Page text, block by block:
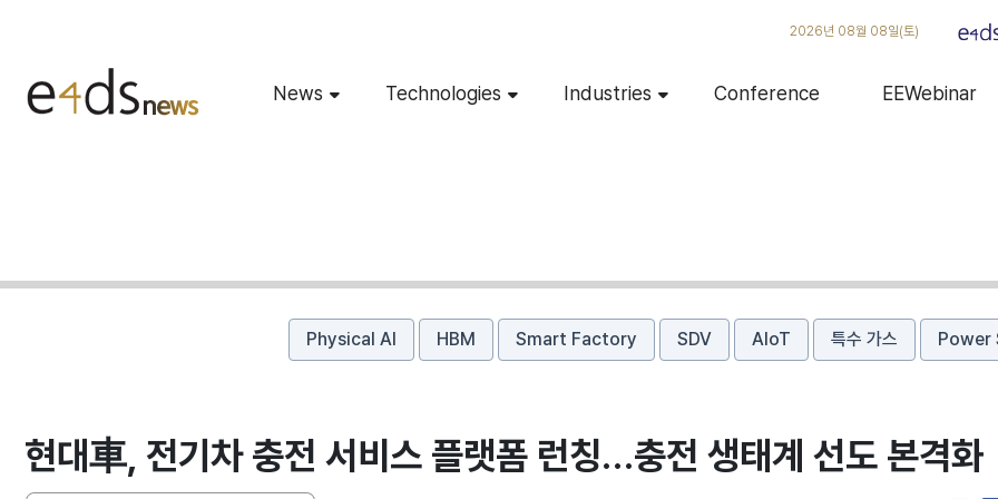
2026년 08월 08일(토)
News Technologies Industries Conference EEWebinar
Physical AI HBM Smart Factory SDV AIoT 특수 가스 Power
현대車, 전기차 충전 서비스 플랫폼 런칭…충전 생태계 선도 본격화